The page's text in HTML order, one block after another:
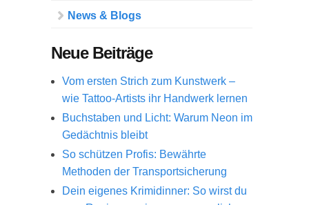
News & Blogs
Neue Beiträge
Vom ersten Strich zum Kunstwerk –
wie Tattoo-Artists ihr Handwerk lernen
Buchstaben und Licht: Warum Neon im
Gedächtnis bleibt
So schützen Profis: Bewährte
Methoden der Transportsicherung
Dein eigenes Krimidinner: So wirst du